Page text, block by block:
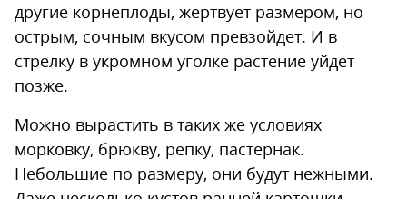
другие корнеплоды, жертвует размером, но
острым, сочным вкусом превзойдет. И в
стрелку в укромном уголке растение уйдет
позже.
Можно вырастить в таких же условиях
морковку, брюкву, репку, пастернак.
Небольшие по размеру, они будут нежными.